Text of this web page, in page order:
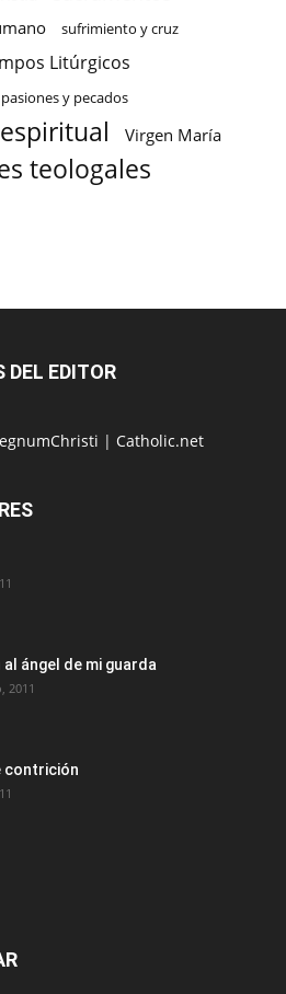
sufrimiento y cruz
Litúrgicos
y pecados
Virgen María
teologales
DEL EDITOR
| Catholic.net
al ángel de mi guarda
2011
contrición